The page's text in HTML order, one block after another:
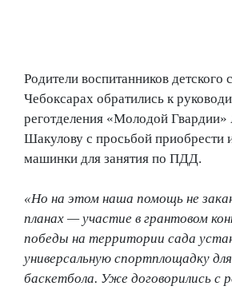
Родители воспитанников детского
Чебоксарах обратились к
реготделения «Молодой
Шакулову с просьбой приобрести
машинки для занятия по ПДД.
«Но на этом наша помощь не
планах — участие в грантовом
победы на территории сада
универсальную спортплощадку
баскетбола. Уже договорились с